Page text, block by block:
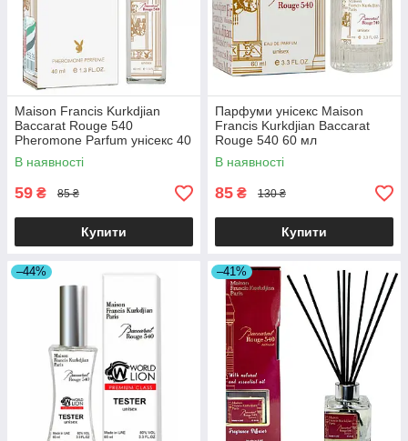
Maison Francis Kurkdjian
Baccarat Rouge 540
Pheromone Parfum унісекс 40
мл
В наявності
59 ₴ 85 ₴
Купити
Парфуми унісекс Maison
Francis Kurkdjian Baccarat
Rouge 540 60 мл
В наявності
85 ₴ 130 ₴
Купити
–44% –41%